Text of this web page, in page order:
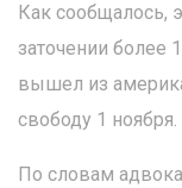
Как сообщалось,
заточении более
вышел из
свободу 1 ноября.
По словам